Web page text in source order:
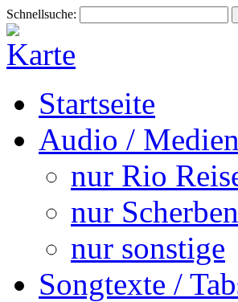
Schnellsuche:
Startseite
Audio / Medien
nur Rio
nur Scherben
nur sonstige
Songtexte /